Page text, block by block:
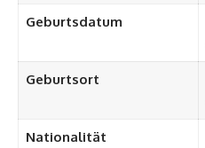
Geburtsdatum
Geburtsort
Nationalität